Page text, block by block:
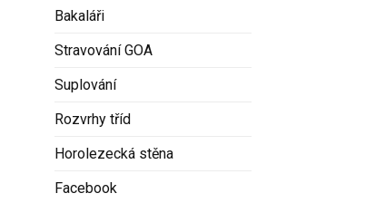
Bakaláři
Stravování GOA
Suplování
Rozvrhy tříd
Horolezecká stěna
Facebook